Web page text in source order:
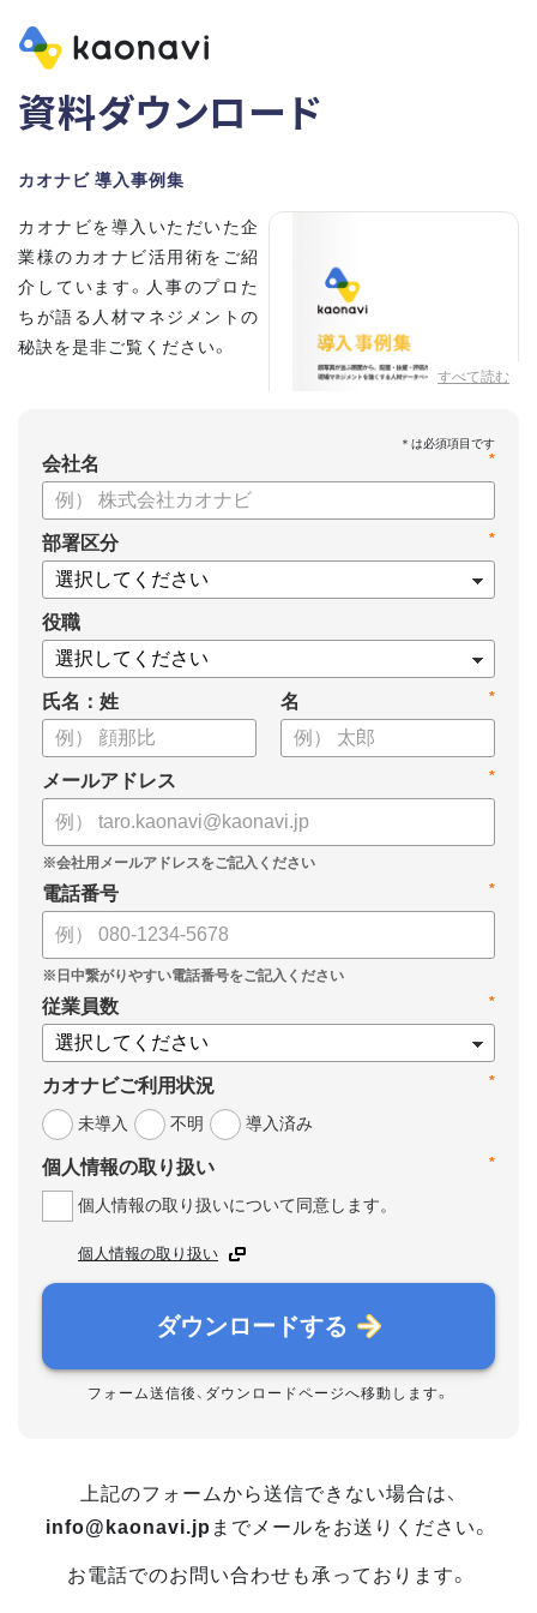
資料ダウンロード
カオナビ 導入事例集
すべて読む
カオナビを導入いただいた企
業様のカオナビ活用術をご紹
介しています。人事のプロた
ちが語る人材マネジメントの
秘訣を是非ご覧ください。
*
会社名
*
部署区分
役職
氏名：姓 *
名
*
メールアドレス
*
電話番号
*
従業員数
*
カオナビご利用状況
未導入
不明 導入済み
*
個人情報の取り扱い
個人情報の取り扱いについて同意します。
個人情報の取り扱い
ダウンロードする
フォーム送信後、ダウンロードページへ移動します。
上記のフォームから送信できない場合は、
info@kaonavi.jp までメールをお送りください。
お電話でのお問い合わせも承っております。